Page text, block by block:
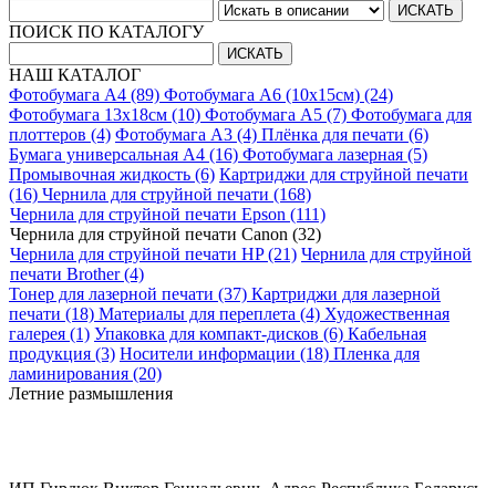
ПОИСК ПО КАТАЛОГУ
НАШ КАТАЛОГ
Фотобумага A4 (89) Фотобумага A6 (10х15см) (24)
Фотобумага 13х18см (10) Фотобумага A5 (7) Фотобумага для
плоттеров (4) Фотобумага A3 (4) Плёнка для печати (6)
Бумага универсальная A4 (16) Фотобумага лазерная (5)
Промывочная жидкость (6) Картриджи для струйной печати
(16) Чернила для струйной печати (168)
Чернила для струйной печати Epson (111)
Чернила для струйной печати Canon (32)
Чернила для струйной печати HP (21) Чернила для струйной
печати Brother (4)
Тонер для лазерной печати (37) Картриджи для лазерной
печати (18) Материалы для переплета (4) Художественная
галерея (1) Упаковка для компакт-дисков (6) Кабельная
продукция (3) Носители информации (18) Пленка для
ламинирования (20)
Летние размышления